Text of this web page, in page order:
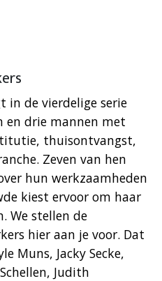
in de vierdelige serie
en drie mannen met
thuisontvangst,
Zeven van hen
hun werkzaamheden
kiest ervoor om haar
We stellen de
hier aan je voor. Dat
Muns, Jacky Secke,
Judith